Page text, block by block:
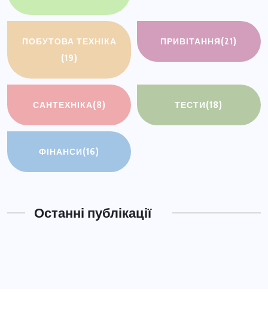
ПОБУТОВА ТЕХНІКА
(19)
ПРИВІТАННЯ(21)
САНТЕХНІКА(8) ТЕСТИ(18)
ФІНАНСИ(16)
Останні публікації